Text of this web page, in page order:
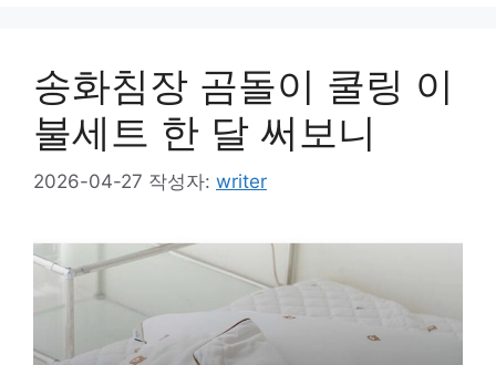
송화침장 곰돌이 쿨링 이
불세트 한 달 써보니
2026-04-27 작성자: writer